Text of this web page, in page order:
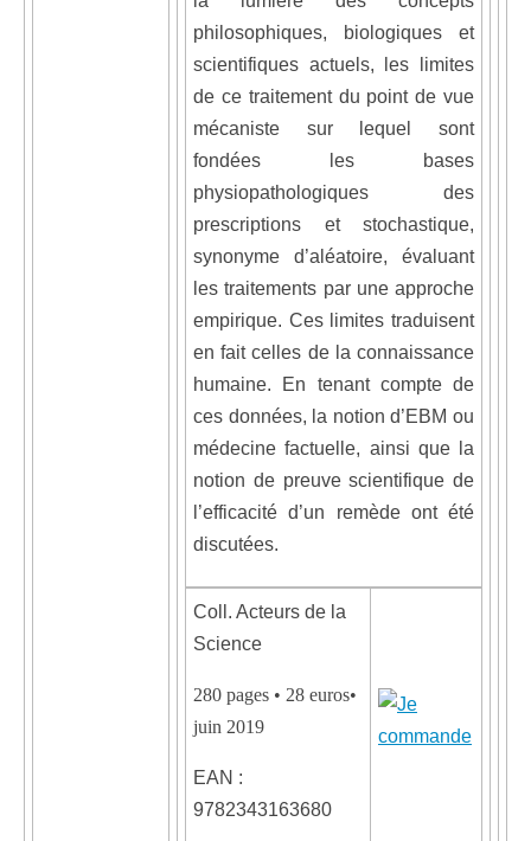
philosophiques, biologiques et
scientifiques actuels, les limites
de ce traitement du point de vue
mécaniste sur lequel sont
fondées les bases
physiopathologiques des
prescriptions et stochastique,
synonyme d’aléatoire, évaluant
les traitements par une approche
empirique. Ces limites traduisent
en fait celles de la connaissance
humaine. En tenant compte de
ces données, la notion d’EBM ou
médecine factuelle, ainsi que la
notion de preuve scientifique de
l’efficacité d’un remède ont été
discutées.
Coll. Acteurs de la
Science
280 pages • 28 euros•
juin 2019
EAN :
9782343163680